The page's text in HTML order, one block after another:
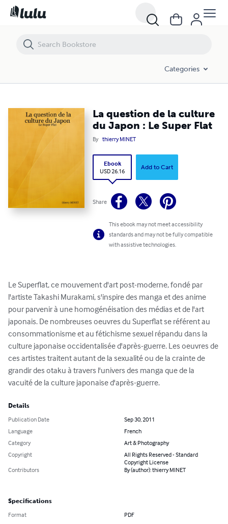
Categories
La question de la culture
du Japon : Le Super Flat
By thierry MINET
Ebook
USD 26.16
Add to Cart
Share
This ebook may not meet accessibility
standards and may not be fully compatible
with assistive technologies.
Le Superflat, ce mouvement d'art post-moderne, fondé par
l'artiste Takashi Murakami, s'inspire des manga et des anime
pour parvenir à une homogénéisation des médias et de l'art
japonais. De nombreuses oeuvres du Superflat se référent au
consommationisme et au fétichisme sexuel répandu dans la
culture japonaise occidentalisée d'après-guerre. Les oeuvres de
ces artistes traitent autant de la sexualité ou de la crainte de
grandir des otaku à travers l'univers des manga que de la
vacuité de la culture japonaise d'après-guerre.
Details
Publication Date
Sep 30, 2011
Language
French
Category
Art & Photography
Copyright
All Rights Reserved - Standard
Copyright License
Contributors
By (author): thierry MINET
Specifications
Format PDF
La question de la culture du Japon : Le Super Flat